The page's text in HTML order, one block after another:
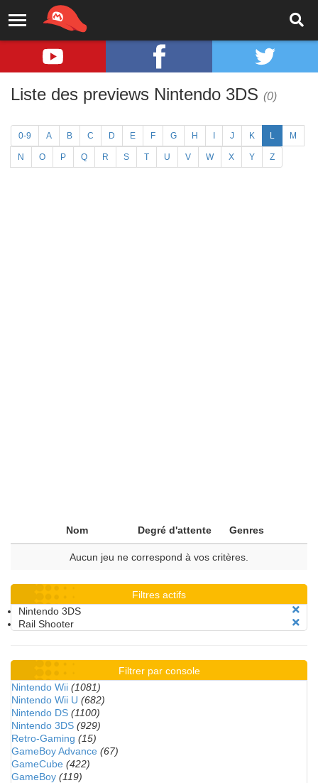
Liste des previews Nintendo 3DS (0)
0-9 A B C D E F G H J K L M
N O P Q R S T U V W X Y Z
Nom Degré d'attente Genres
Aucun jeu ne correspond à vos critères.
Filtres actifs
Nintendo 3DS
Rail Shooter
Filtrer par console
Nintendo Wii (1081)
Nintendo Wii U (682)
Nintendo DS (1100)
Nintendo 3DS (929)
Retro-Gaming (15)
GameBoy Advance (67)
GameCube (422)
GameBoy (119)